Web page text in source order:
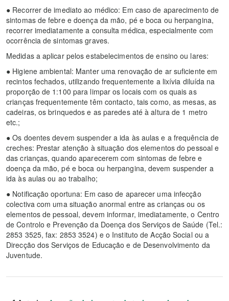
● Recorrer de imediato ao médico: Em caso de aparecimento de
sintomas de febre e doença da mão, pé e boca ou herpangina,
recorrer imediatamente a consulta médica, especialmente com
ocorrência de sintomas graves.
Medidas a aplicar pelos estabelecimentos de ensino ou lares:
● Higiene ambiental: Manter uma renovação de ar suficiente em
recintos fechados, utilizando frequentemente a lixívia diluída na
proporção de 1:100 para limpar os locais com os quais as
crianças frequentemente têm contacto, tais como, as mesas, as
cadeiras, os brinquedos e as paredes até à altura de 1 metro
etc.;
● Os doentes devem suspender a ida às aulas e a frequência de
creches: Prestar atenção à situação dos elementos do pessoal e
das crianças, quando aparecerem com sintomas de febre e
doença da mão, pé e boca ou herpangina, devem suspender a
ida às aulas ou ao trabalho;
● Notificação oportuna: Em caso de aparecer uma infecção
colectiva com uma situação anormal entre as crianças ou os
elementos de pessoal, devem informar, imediatamente, o Centro
de Controlo e Prevenção da Doença dos Serviços de Saúde (Tel.:
2853 3525, fax: 2853 3524) e o Instituto de Acção Social ou a
Direcção dos Serviços de Educação e de Desenvolvimento da
Juventude.